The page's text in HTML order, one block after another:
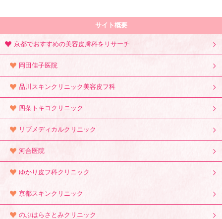
サイト概要
京都でおすすめの美容皮膚科をリサーチ
岡田佳子医院
品川スキンクリニック美容皮フ科
四条トキコクリニック
リブメディカルクリニック
河合医院
ゆかり皮フ科クリニック
京都スキンクリニック
のぶはらさとみクリニック